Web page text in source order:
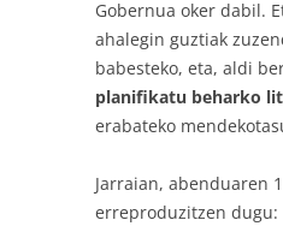
Gobernua oker dabil.
ahalegin guztiak
babesteko, eta, aldi
planifikatu beharko
erabateko
Jarraian, abenduaren
erreproduzitzen dugu: